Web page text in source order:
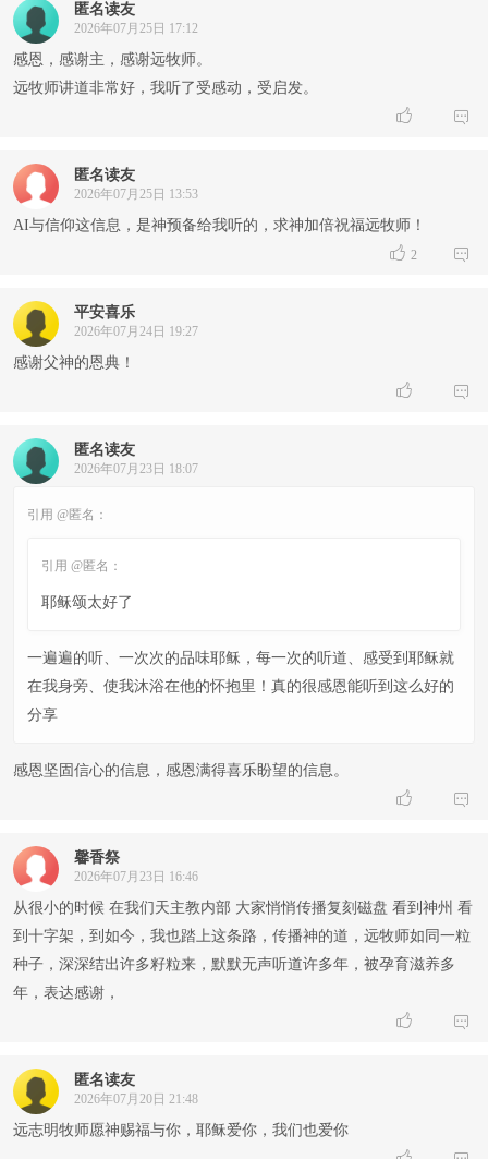
匿名读友
2026年07月25日 17:12
感恩，感谢主，感谢远牧师。
远牧师讲道非常好，我听了受感动，受启发。
 
匿名读友
2026年07月25日 13:53
AI与信仰这信息，是神预备给我听的，求神加倍祝福远牧师！
 2 
平安喜乐
2026年07月24日 19:27
感谢父神的恩典！
 
匿名读友
2026年07月23日 18:07
引用 @匿名：
引用 @匿名：
耶稣颂太好了
一遍遍的听、一次次的品味耶稣，每一次的听道、感受到耶稣就
在我身旁、使我沐浴在他的怀抱里！真的很感恩能听到这么好的
分享
感恩坚固信心的信息，感恩满得喜乐盼望的信息。
 
馨香祭
2026年07月23日 16:46
从很小的时候 在我们天主教内部 大家悄悄传播复刻磁盘 看到神州 看
到十字架，到如今，我也踏上这条路，传播神的道，远牧师如同一粒
种子，深深结出许多籽粒来，默默无声听道许多年，被孕育滋养多
年，表达感谢，
 
匿名读友
2026年07月20日 21:48
远志明牧师愿神赐福与你，耶稣爱你，我们也爱你